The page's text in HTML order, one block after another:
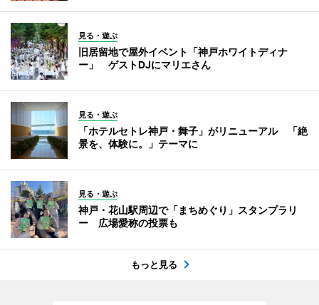
見る・遊ぶ
旧居留地で屋外イベント「神戸ホワイトディナ
ー」 ゲストDJにマリエさん
見る・遊ぶ
「ホテルセトレ神戸・舞子」がリニューアル 「絶
景を、体験に。」テーマに
見る・遊ぶ
神戸・花山駅周辺で「まちめぐり」スタンプラリ
ー 広場愛称の投票も
もっと見る